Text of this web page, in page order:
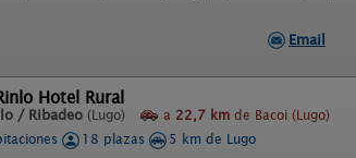
Email
Hotel Rural
/ Ribadeo (Lugo) a 22,7 km de Bacoi (Lugo)
18 plazas
5 km de Lugo